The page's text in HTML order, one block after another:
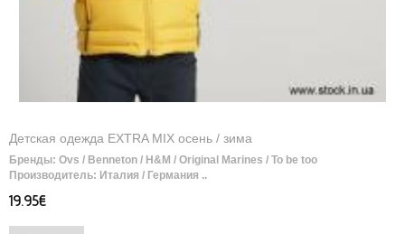
Детская одежда EXTRA MIX осень / зима
Бренды: Ovs / Benneton / H&M / Original Marines / To be too
Производитель: Италия / Германия ..
19.95€